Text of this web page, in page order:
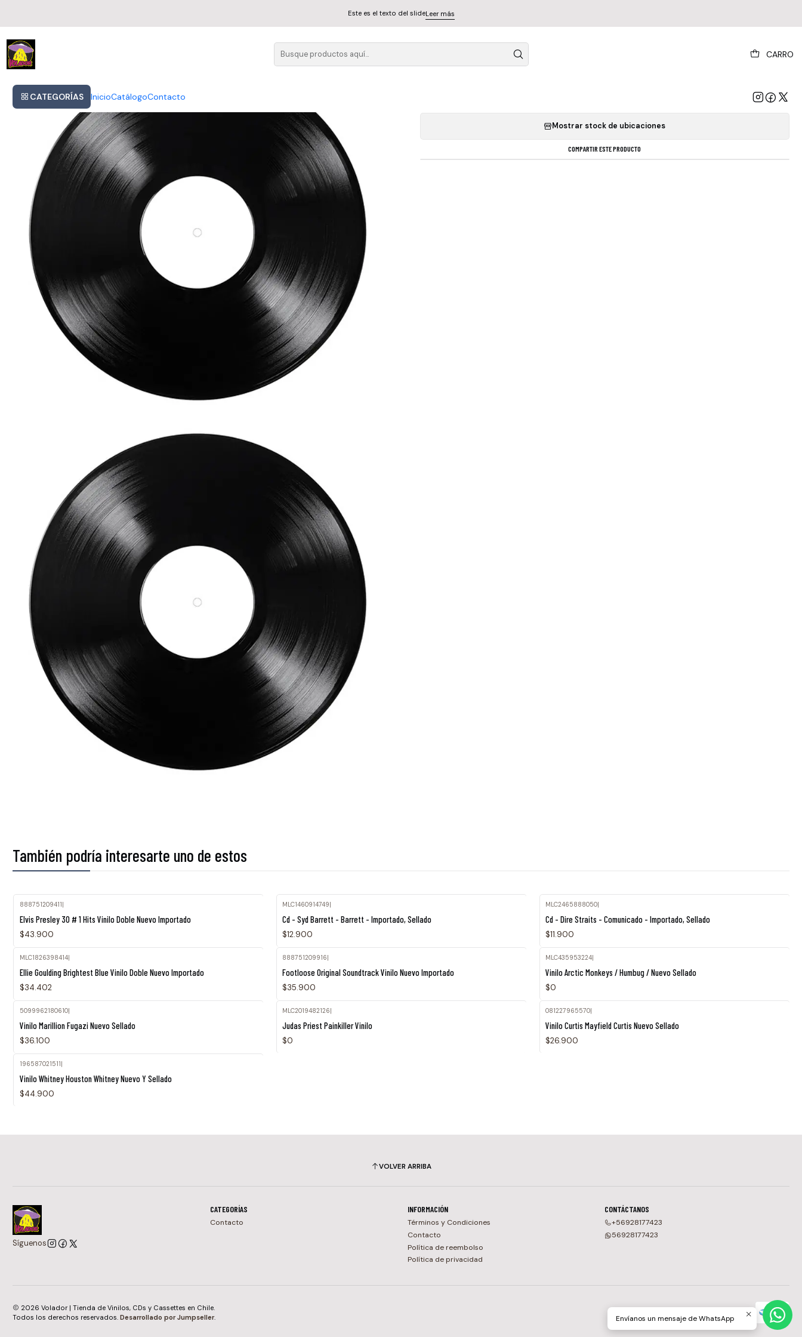
CARRO
CATEGORÍAS InicioCatálogoContacto
Este es el texto del slideLeer más
Erykah Badu Baduizm Vinilo Nuevo Sellado Importado
Mostrar stock de ubicaciones
COMPARTIR ESTE PRODUCTO
También podría interesarte uno de estos
888751209411|
Elvis Presley 30 # 1 Hits Vinilo Doble Nuevo Importado
$43.900
MLC1460914749|
Cd - Syd Barrett - Barrett - Importado, Sellado
$12.900
MLC2465888050|
Cd - Dire Straits - Comunicado - Importado, Sellado
$11.900
MLC1826398414|
Ellie Goulding Brightest Blue Vinilo Doble Nuevo Importado
$34.402
888751209916|
Footloose Original Soundtrack Vinilo Nuevo Importado
$35.900
MLC435953224|
Vinilo Arctic Monkeys / Humbug / Nuevo Sellado
$0
5099962180610|
Vinilo Marillion Fugazi Nuevo Sellado
$36.100
MLC2019482126
Judas Priest Painkiller Vinilo
$0
081227965570
Vinilo Curtis Mayfield Curtis Nuevo Sellado
$26.900
196587021511
Vinilo Whitney Houston Whitney Nuevo Y Sellado
$44.900
VOLVER ARRIBA
Síguenos
CATEGORÍAS
Contacto
INFORMACIÓN
Términos y Condiciones
Contacto
Política de reembolso
Política de privacidad
CONTÁCTANOS
+56928177423
56928177423
2026 Volador | Tienda de Vinilos, CDs y Cassettes en Chile.
Todos los derechos reservados. Desarrollado por Jumpseller. Envíanos un mensaje de WhatsApp